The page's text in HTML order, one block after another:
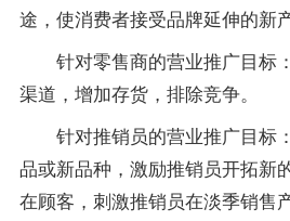
途，使消费者接受品牌延伸的新产
针对零售商的营业推广目标
渠道，增加存货，排除竞争。
针对推销员的营业推广目标
品或新品种，激励推销员开拓新
在顾客，刺激推销员在淡季销售产